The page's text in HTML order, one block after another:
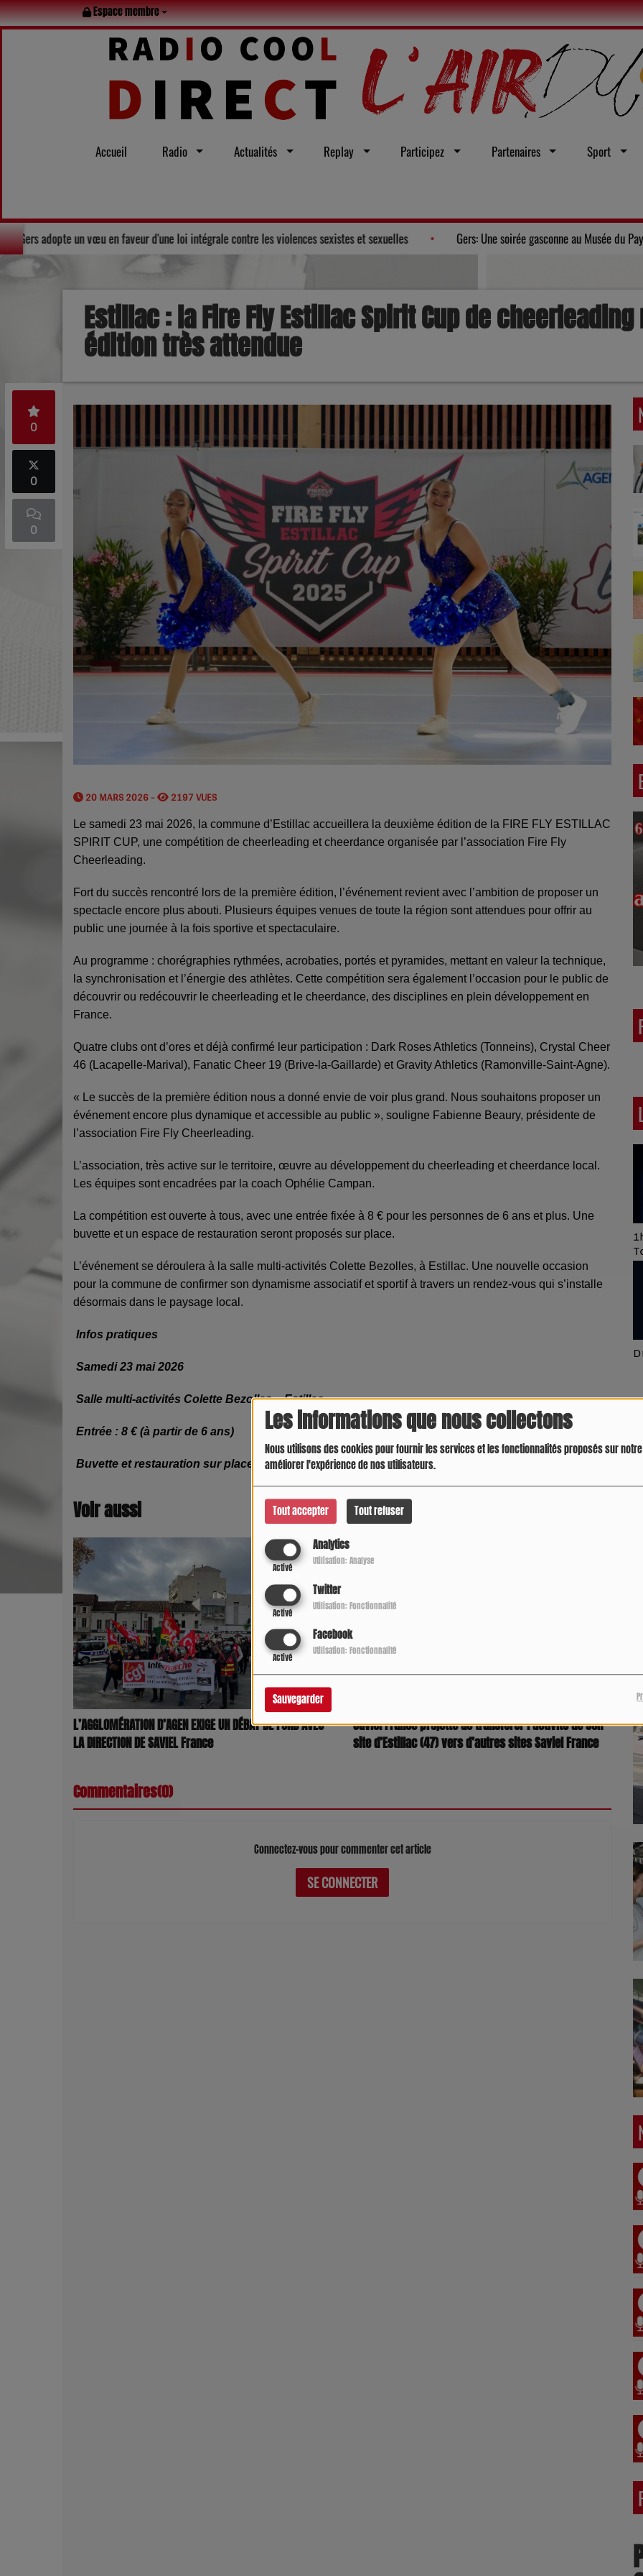
Les informations que nous collectons
Nous utilisons des cookies pour fournir les services et les fonctionnalités proposés sur
améliorer l'expérience de nos utilisateurs.
Tout accepter Tout refuser
Analytics
Activé
Utilisation: Analyse
Twitter
Activé
Utilisation: Fonctionnalité
Facebook
Activé
Utilisation: Fonctionnalité
Sauvegarder
Espace membre
Accueil Radio Actualités Replay Participez Partenaires Sport
Conseil départemental du Gers adopte un vœu en faveur d'une loi intégrale contre les violences sexistes et sexuelles Gers: Une soirée
Estillac : la Fire Fly Estillac Spirit Cup de
édition très attendue
0
0
0
20 MARS 2026 - 2197 VUES
Le samedi 23 mai 2026, la commune d’Estillac accueillera la deuxième édition de la FIRE FLY ESTILLAC
SPIRIT CUP, une compétition de cheerleading et cheerdance organisée par l’association Fire Fly
Cheerleading.
Fort du succès rencontré lors de la première édition, l’événement revient avec l’ambition de proposer un
spectacle encore plus abouti. Plusieurs équipes venues de toute la région sont attendues pour offrir au
public une journée à la fois sportive et spectaculaire.
Au programme : chorégraphies rythmées, acrobaties, portés et pyramides, mettant en valeur la technique,
la synchronisation et l’énergie des athlètes. Cette compétition sera également l’occasion pour le public de
découvrir ou redécouvrir le cheerleading et le cheerdance, des disciplines en plein développement en
France.
Quatre clubs ont d’ores et déjà confirmé leur participation : Dark Roses Athletics (Tonneins), Crystal Cheer
46 (Lacapelle-Marival), Fanatic Cheer 19 (Brive-la-Gaillarde) et Gravity Athletics (Ramonville-Saint-Agne).
« Le succès de la première édition nous a donné envie de voir plus grand. Nous souhaitons proposer un
événement encore plus dynamique et accessible au public », souligne Fabienne Beaury, présidente de
l’association Fire Fly Cheerleading.
L’association, très active sur le territoire, œuvre au développement du cheerleading et cheerdance local.
Les équipes sont encadrées par la coach Ophélie Campan.
La compétition est ouverte à tous, avec une entrée fixée à 8 € pour les personnes de 6 ans et plus. Une
buvette et un espace de restauration seront proposés sur place.
L’événement se déroulera à la salle multi-activités Colette Bezolles, à Estillac. Une nouvelle occasion
pour la commune de confirmer son dynamisme associatif et sportif à travers un rendez-vous qui s’installe
désormais dans le paysage local.
Infos pratiques
Samedi 23 mai 2026
Salle multi-activités Colette Bezolles – Estillac
Entrée : 8 € (à partir de 6 ans)
Buvette et restauration sur place
Voir aussi
L’AGGLOMÉRATION D’AGEN EXIGE UN DÉBAT DE FOND AVEC
LA DIRECTION DE SAVIEL France
Saviel France projette de transférer l’activité de son
site d’Estillac (47) vers d’autres sites Saviel France
Commentaires(0)
Connectez-vous pour commenter cet article
SE CONNECTER
Anza